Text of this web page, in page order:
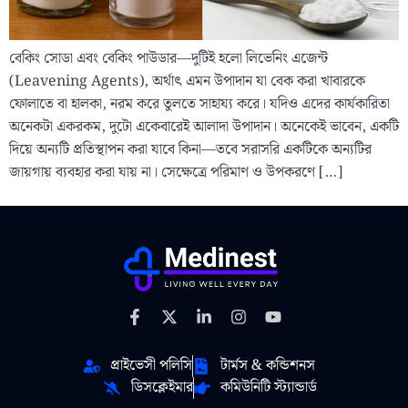
বেকিং সোডা এবং বেকিং পাউডার—দুটিই হলো লিভেনিং এজেন্ট
(Leavening Agents), অর্থাৎ এমন উপাদান যা বেক করা খাবারকে
ফোলাতে বা হালকা, নরম করে তুলতে সাহায্য করে। যদিও এদের কার্যকারিতা
অনেকটা একরকম, দুটো একেবারেই আলাদা উপাদান। অনেকেই ভাবেন, একটি
দিয়ে অন্যটি প্রতিস্থাপন করা যাবে কিনা—তবে সরাসরি একটিকে অন্যটির
জায়গায় ব্যবহার করা যায় না। সেক্ষেত্রে পরিমাণ ও উপকরণে […]
প্রাইভেসী পলিসি
টার্মস & কন্ডিশনস
ডিসক্লেইমার
কমিউনিটি স্ট্যান্ডার্ড